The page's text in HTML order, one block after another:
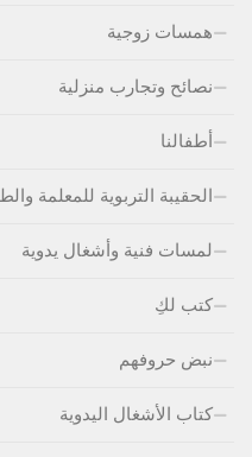
همسات زوجية
نصائح وتجارب منزلية
أطفالنا
الحقيبة التربوية للمعلمة
لمسات فنية وأشغال يدوية
كتب لكِ
نبض حروفهم
كتاب الأشغال اليدوية